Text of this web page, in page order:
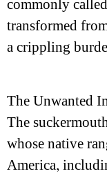
commonly
transformed
a crippling
The Unwanted
The
whose native
America,